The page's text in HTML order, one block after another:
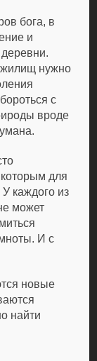
бога, в
и
жилищ нужно
с
вроде
для
У каждого из
может
И с
новые
найти